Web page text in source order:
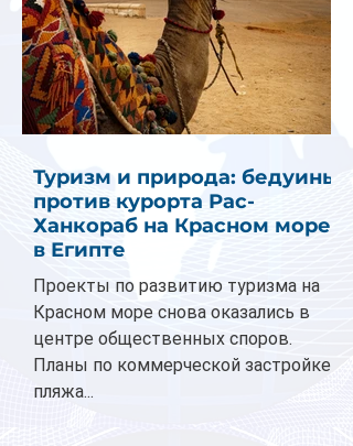
Туризм и природа: бедуины
против курорта Рас-
Ханкораб на Красном море
в Египте
Проекты по развитию туризма на
Красном море снова оказались в
центре общественных споров.
Планы по коммерческой застройке
пляжа...